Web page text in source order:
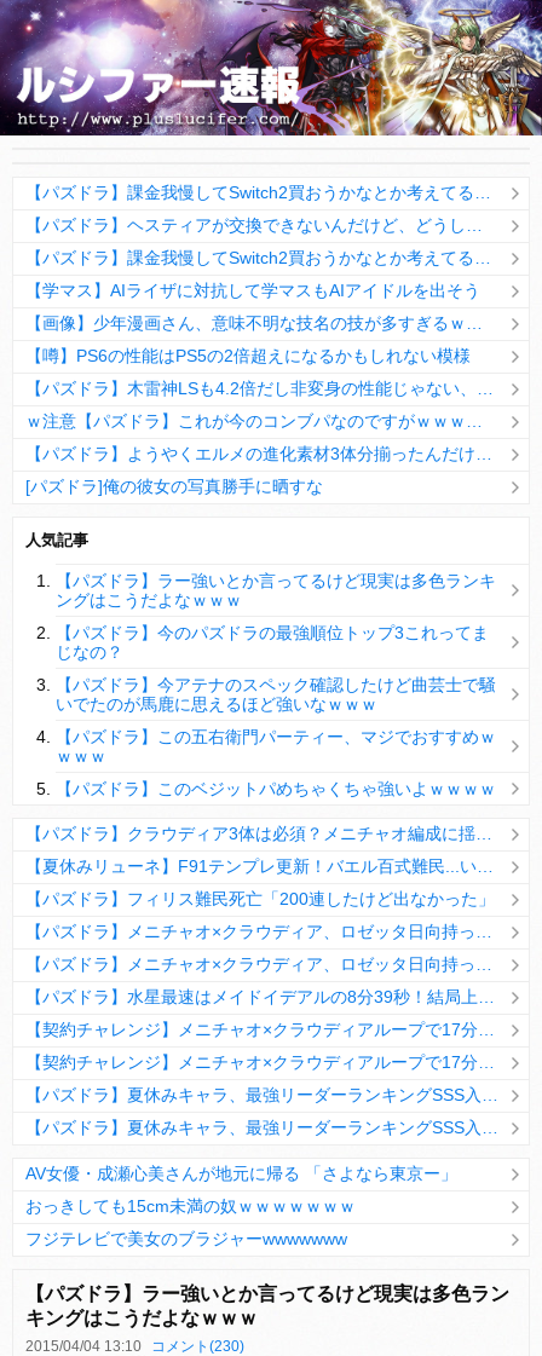
【学マス】AIライザに対抗して学マスもAIアイドルを出そう
【噂】PS6の性能はPS5の2倍超えになるかもしれない模様
[パズドラ]俺の彼女の写真勝手に晒すな
【パズドラ】陣とか覚醒大小の方がええやろか？
ＤｅＮＡ山崎憲晴 左膝靭帯の手術を無事に終了
Powered by livedoor 相互RSS
人気記事
【パズドラ】ラー強いとか言ってるけど現実は多色ランキ
ングはこうだよなｗｗｗ
【パズドラ】今のパズドラの最強順位トップ3これってま
じなの？
【パズドラ】今アテナのスペック確認したけど曲芸士で騒
いでたのが馬鹿に思えるほど強いなｗｗｗ
【パズドラ】この五右衛門パーティー、マジでおすすめｗ
ｗｗｗ
【パズドラ】このベジットパめちゃくちゃ強いよｗｗｗｗ
【パズドラ】フィリス難民死亡「200連したけど出なかった」
Powered by livedoor 相互RSS
AV女優・成瀬心美さんが地元に帰る 「さよなら東京ー」
おっきしても15cm未満の奴ｗｗｗｗｗｗｗ
フジテレビで美女のブラジャーwwwwwww
【パズドラ】ラー強いとか言ってるけど現実は多色ラン
キングはこうだよなｗｗｗ
2015/04/04 13:10 コメント(230)